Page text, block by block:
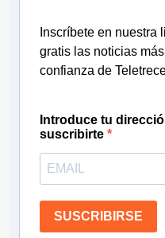
Inscríbete en nuestra
gratis las noticias
confianza de
Introduce tu
suscribirte
SUSCRIBIRSE